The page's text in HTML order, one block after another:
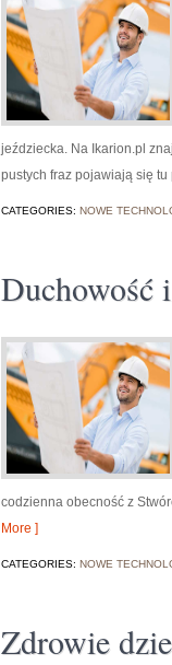
jeździecka. Na Ikarion.pl
pustych fraz pojawiają się
CATEGORIES: NOWE
Duchowość
codzienna obecność z
More ]
CATEGORIES: NOWE
Zdrowie